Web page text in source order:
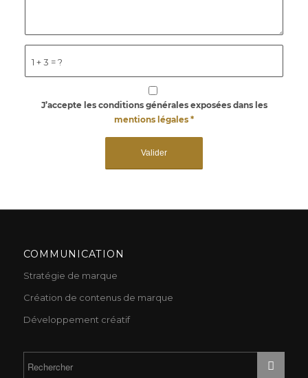
1 + 3 = ?
J’accepte les conditions générales exposées dans les
mentions légales *
COMMUNICATION
Stratégie de marque
Création de contenus de marque
Développement créatif